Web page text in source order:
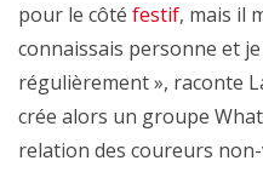
pour le côté festif, mais il
connaissais personne et
régulièrement », raconte
crée alors un groupe
relation des coureurs